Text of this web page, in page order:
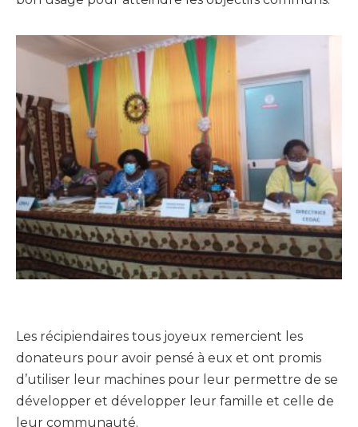
Les récipiendaires tous joyeux remercient les
donateurs pour avoir pensé à eux et ont promis
d’utiliser leur machines pour leur permettre de se
développer et développer leur famille et celle de
leur communauté.